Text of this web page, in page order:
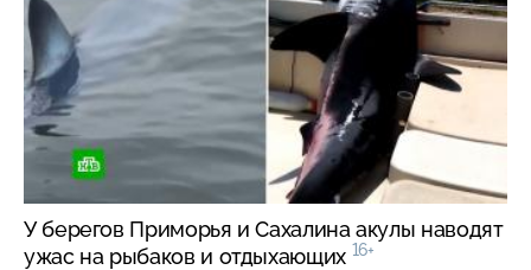
У берегов Приморья и Сахалина акулы наводят
ужас на рыбаков и отдыхающих 16+